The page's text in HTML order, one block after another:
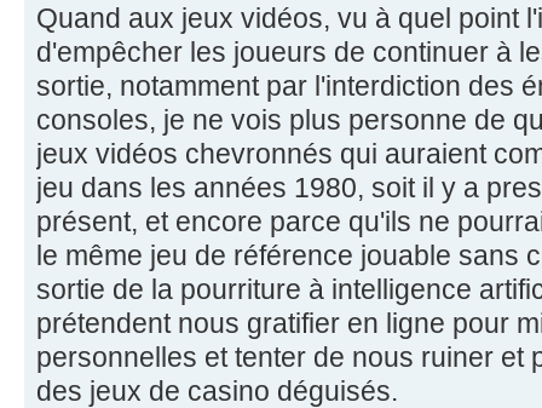
Quand aux jeux vidéos, vu à quel point
d'empêcher les joueurs de continuer à
sortie, notamment par l'interdiction des
consoles, je ne vois plus personne de
jeux vidéos chevronnés qui auraient
jeu dans les années 1980, soit il y a
présent, et encore parce qu'ils ne
le même jeu de référence jouable sans
sortie de la pourriture à intelligence
prétendent nous gratifier en ligne pour
personnelles et tenter de nous ruiner et
des jeux de casino déguisés.